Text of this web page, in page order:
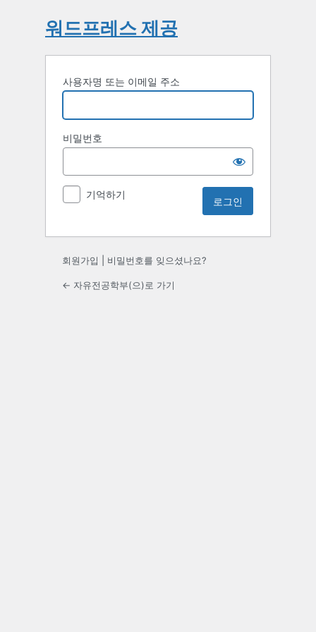
워드프레스 제공
사용자명 또는 이메일 주소
비밀번호
기억하기
회원가입 비밀번호를 잊으셨나요?
← 자유전공학부(으)로 가기